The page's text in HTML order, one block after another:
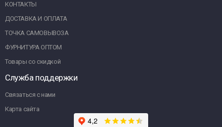
КОНТАКТЫ
ДОСТАВКА И ОПЛАТА
ТОЧКА САМОВЫВОЗА
ФУРНИТУРА ОПТОМ
Товары со скидкой
Служба поддержки
Связаться с нами
Карта сайта